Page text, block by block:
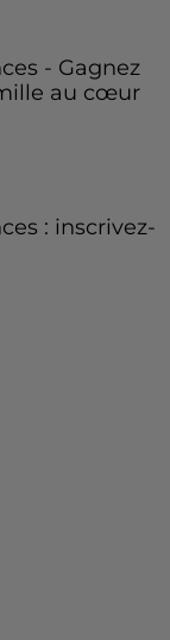
- Gagnez
au cœur
: inscrivez-